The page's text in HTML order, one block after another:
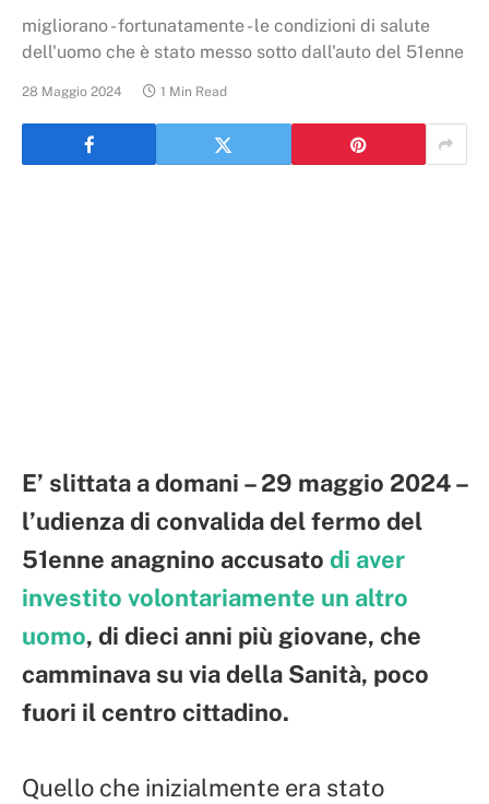
migliorano - fortunatamente - le condizioni di salute
dell'uomo che è stato messo sotto dall'auto del 51enne
28 Maggio 2024 1 Min Read
E’ slittata a domani – 29 maggio 2024 –
l’udienza di convalida del fermo del
51enne anagnino accusato di aver
investito volontariamente un altro
uomo, di dieci anni più giovane, che
camminava su via della Sanità, poco
fuori il centro cittadino.
Quello che inizialmente era stato